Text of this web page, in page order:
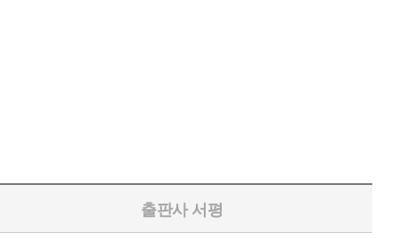
출판사 서평